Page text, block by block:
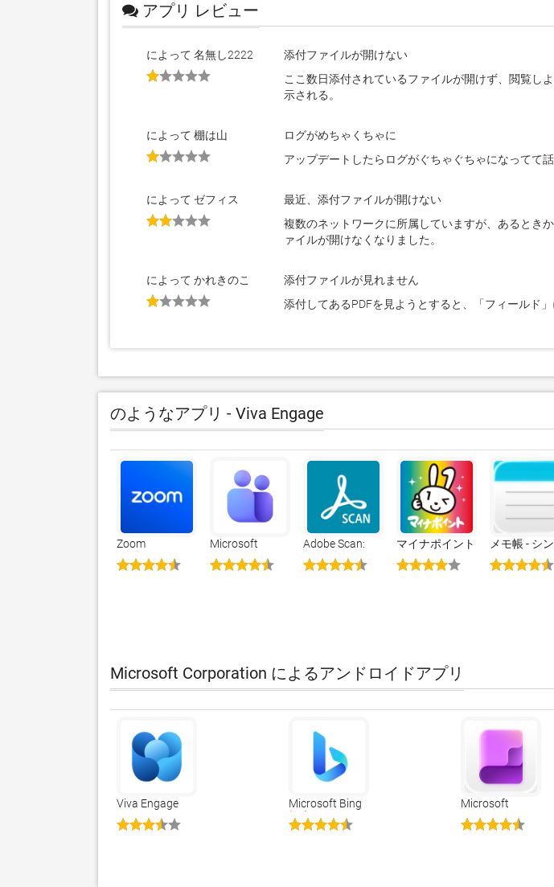
アプリ レビュー
によって 名無し2222
添付ファイルが開けない
ここ数日添付されているファイルが開けず、閲覧し
示される。
によって 棚は山
ログがめちゃくちゃに
アップデートしたらログがぐちゃぐちゃになってて
によって ゼフィス
最近、添付ファイルが開けない
複数のネットワークに所属していますが、あるとき
ァイルが開けなくなりました。
によって かれきのこ
添付ファイルが見れません
添付してあるPDFを見ようとすると、「フィールド
のようなアプリ - Viva Engage
Zoom
Workplace
Microsoft
Teams
Adobe Scan:
OCR 付 スキャ
ナーアプリ
マイナポイント
メモ帳 - シ
ルなメモ・
トのメモ帳（
Microsoft Corporation によるアンドロイドアプリ
Viva Engage
Microsoft Bing
検索
Microsoft
OneNote